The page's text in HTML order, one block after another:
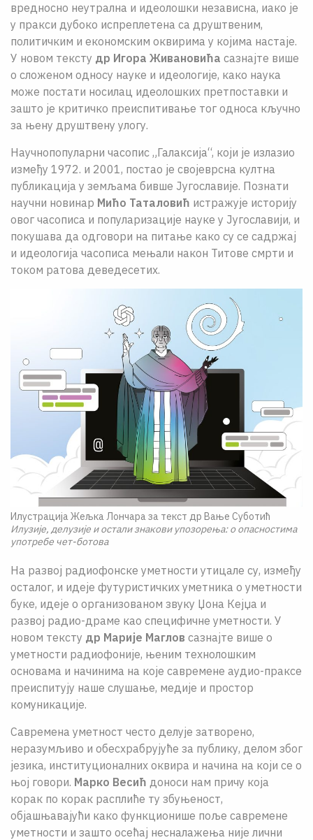
вредносно неутрална и идеолошки независна, иако је
у пракси дубоко испреплетена са друштвеним,
политичким и економским оквирима у којима настаје.
У новом тексту др Игора Живановића сазнајте више
о сложеном односу науке и идеологије, како наука
може постати носилац идеолошких претпоставки и
зашто је критичко преиспитивање тог односа кључно
за њену друштвену улогу.
Научнопопуларни часопис „Галаксија“, који је излазио
између 1972. и 2001, постао је својеврсна култна
публикација у земљама бивше Југославије. Познати
научни новинар Мићо Таталовић истражује историју
овог часописа и популаризације науке у Југославији, и
покушава да одговори на питање како су се садржај
и идеологија часописа мењали након Титове смрти и
током ратова деведесетих.
Илустрација Жељка Лончара за текст др Вање Суботић
Илузије, делузије и остали знакови упозорења: о опасностима
употребе чет-ботова
На развој радиофонске уметности утицале су, између
осталог, и идеје футуристичких уметника о уметности
буке, идеје о организованом звуку Џона Кејџа и
развој радио-драме као специфичне уметности. У
новом тексту др Марије Маглов сазнајте више о
уметности радиофоније, њеним технолошким
основама и начинима на које савремене аудио-праксе
преиспитују наше слушање, медије и простор
комуникације.
Савремена уметност често делује затворено,
неразумљиво и обесхрабрујуће за публику, делом због
језика, институционалних оквира и начина на који се о
њој говори. Марко Весић доноси нам причу која
корак по корак расплиће ту збуњеност,
објашњавајући како функционише поље савремене
уметности и зашто осећај несналажења није лични